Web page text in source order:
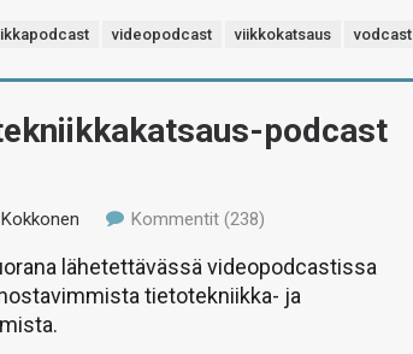
videopodcast viikkokatsaus vodcast
podcast
Kommentit (238)
lähetettävässä videopodcastissa
tietotekniikka- ja